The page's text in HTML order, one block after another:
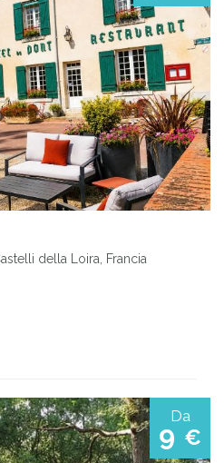
della Loira, Francia
Da
9 €